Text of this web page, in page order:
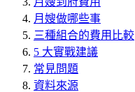
月嫂做哪些事
三種組合的費用比較
5 大實戰建議
常見問題
資料來源